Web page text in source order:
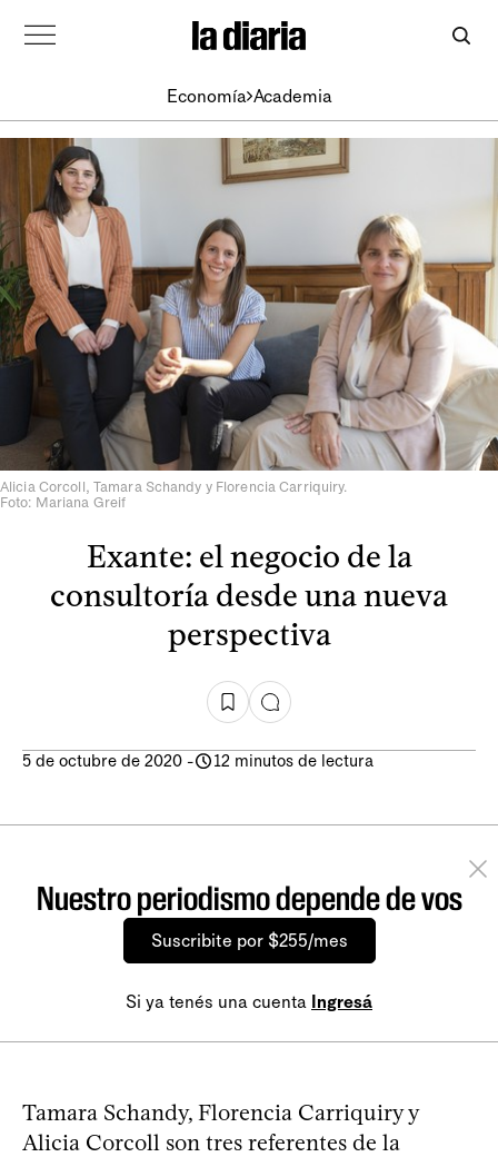
Economía Academia
Alicia Corcoll, Tamara Schandy y Florencia Carriquiry.
Foto: Mariana Greif
Exante: el negocio de la
consultoría desde una nueva
perspectiva
5 de octubre de 2020 - 12 minutos de lectura
Nuestro periodismo depende de vos
Suscribite por $255/mes
Si ya tenés una cuenta Ingresá
Tamara Schandy, Florencia Carriquiry y
Alicia Corcoll son tres referentes de la